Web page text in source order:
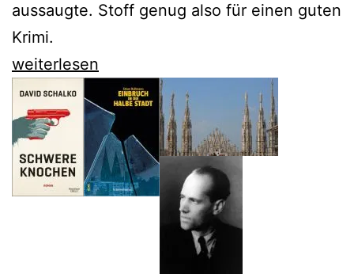
aussaugte. Stoff genug also für einen guten
Krimi.
„Der
Zusammenhang“
von
Leonardo
Sciascia
ist
weiterlesen